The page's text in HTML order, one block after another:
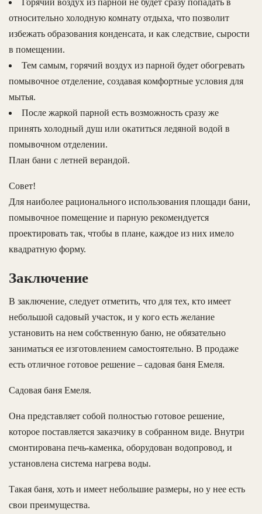
относительно холодную комнату отдыха, что позволит
избежать образования конденсата, и как следствие, сырости
в помещении.
Тем самым, горячий воздух из парной будет обогревать
помывочное отделение, создавая комфортные условия для
мытья.
После жаркой парной есть возможность сразу же
принять холодный душ или окатиться ледяной водой в
помывочном отделении.
План бани с летней верандой.
Совет!
Для наиболее рационального использования площади бани,
помывочное помещение и парную рекомендуется
проектировать так, чтобы в плане, каждое из них имело
квадратную форму.
Заключение
В заключение, следует отметить, что для тех, кто имеет
небольшой садовый участок, и у кого есть желание
установить на нем собственную баню, не обязательно
заниматься ее изготовлением самостоятельно. В продаже
есть отличное готовое решение – садовая баня Емеля.
Садовая баня Емеля.
Она представляет собой полностью готовое решение,
которое поставляется заказчику в собранном виде. Внутри
смонтирована печь-каменка, оборудован водопровод, и
установлена система нагрева воды.
Такая баня, хоть и имеет небольшие размеры, но у нее есть
свои преимущества.